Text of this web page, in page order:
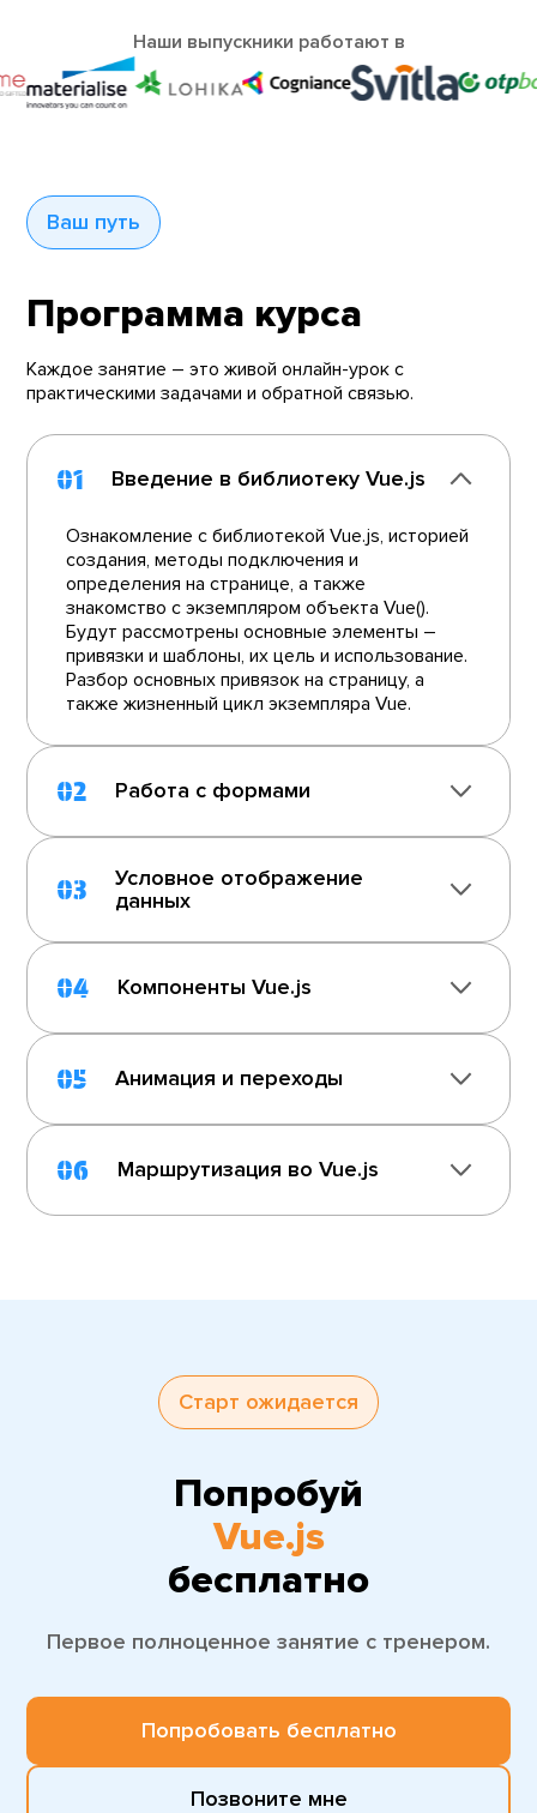
Наши выпускники работают в
Ваш путь
Программа курса
Каждое занятие – это живой онлайн-урок с
практическими задачами и обратной связью.
01 Введение в библиотеку Vue.js
Ознакомление с библиотекой Vue.js, историей
создания, методы подключения и
определения на странице, а также
знакомство с экземпляром объекта Vue().
Будут рассмотрены основные элементы –
привязки и шаблоны, их цель и использование.
Разбор основных привязок на страницу, а
также жизненный цикл экземпляра Vue.
02 Работа с формами
03
Условное отображение
данных
04 Компоненты Vue.js
05 Анимация и переходы
06 Маршрутизация во Vue.js
Старт ожидается
Попробуй
Vue.js
бесплатно
Первое полноценное занятие с тренером.
Попробовать бесплатно
Позвоните мне